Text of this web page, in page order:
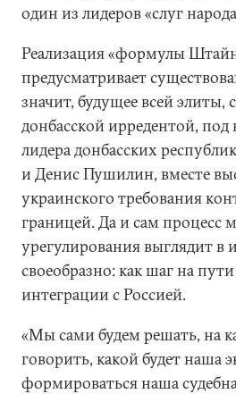
один из лидеров «слуг
Реализация «формулы
предусматривает
значит, будущее всей элиты,
донбасской ирредентой,
лидера донбасских
и Денис Пушилин, вместе
украинского требования
границей. Да и сам процесс
урегулирования выглядит в
своеобразно: как шаг на
интеграции с Россией.
«Мы сами будем решать, на
говорить, какой будет наша
формироваться наша